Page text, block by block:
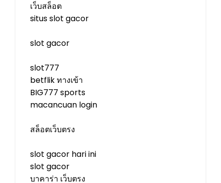
เว็บสล็อต
situs slot gacor
slot gacor
slot777
betflik ทางเข้า
BIG777 sports
macancuan login
สล็อตเว็บตรง
slot gacor hari ini
slot gacor
บาคาร่า เว็บตรง